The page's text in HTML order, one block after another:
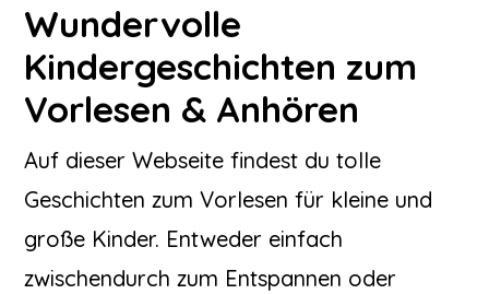
Wundervolle
Kindergeschichten zum
Vorlesen & Anhören
Auf dieser Webseite findest du tolle
Geschichten zum Vorlesen für kleine und
große Kinder. Entweder einfach
zwischendurch zum Entspannen oder